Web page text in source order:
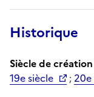
Historique
Siècle de
19e siècle
; 20e